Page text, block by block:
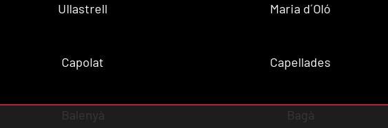
Ullastrell Maria d´Oló
Capolat Capellades
Balenyà Bagà